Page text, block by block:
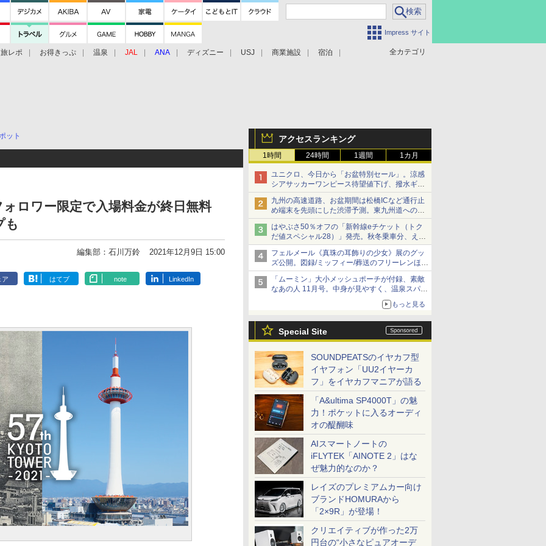
Impress サイト
全カテゴリ
旅レポ お得きっぷ 温泉 JAL ANA ディズニー USJ 商業施設 宿泊
アクセスランキング
1時間 24時間 1週間 1カ月
ユニクロ、今日から「お盆特別セール」。涼感
シアサッカーワンピース待望値下げ、撥水ギア
ショーツは1990円に
九州の高速道路、お盆期間は松橋ICなど通行止
め端末を先頭にした渋滞予測。東九州道への迂
回は料金調整を実施
はやぶさ50％オフの「新幹線eチケット（トク
だ値スペシャル28）」発売。秋冬乗車分、えき
ねっと限定
フェルメール《真珠の耳飾りの少女》展のグッ
ズ公開。図録/ミッフィー/葬送のフリーレンほ
か、注目ブランドコラボが実現
「ムーミン」大小メッシュポーチが付録、素敵
なあの人 11月号。中身が見やすく、温泉スパに
もっと見る
Special Site
SOUNDPEATSのイヤカフ型
イヤフォン「UU2イヤーカ
フ」をイヤカフマニアが語る
「A&ultima SP4000T」の魅
力！ポケットに入るオーディ
オの醍醐味
AIスマートノートの
iFLYTEK「AINOTE 2」はな
ぜ魅力的なのか？
レイズのプレミアムカー向け
ブランドHOMURAから
「2×9R」が登場！
クリエイティブが作った2万
円台の“小さなピュアオーデ
ット
ロワー限定で入場料金が終日無料
も
編集部：石川万鈴 2021年12月9日 15:00
ア はてブ note LinkedIn